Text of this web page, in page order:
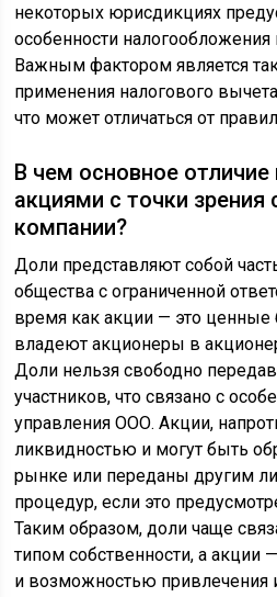
некоторых юрисдикциях
особенности
Важным фактором является
применения налогового
что может отличаться от
В чем основное
акциями с точки зрения
компании?
Доли представляют собой
общества с ограниченной
время как акции — это ценные
владеют акционеры в
Доли нельзя свободно
участников, что связано с
управления ООО. Акции,
ликвидностью и могут быть
рынке или переданы другим
процедур, если это
Таким образом, доли чаще
типом собственности, а
и возможностью привлечения